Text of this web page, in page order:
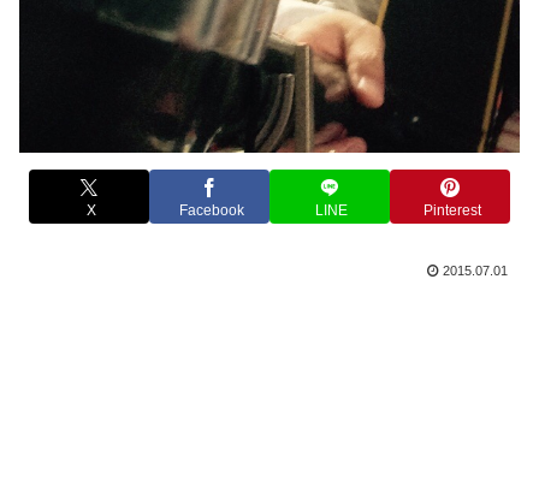
X Facebook LINE Pinterest
2015.07.01